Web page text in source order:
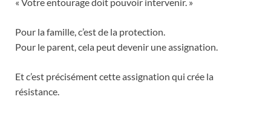
Pour la famille, c’est de la protection.
Pour le parent, cela peut devenir une assignation.
Et c’est précisément cette assignation qui crée la
résistance.